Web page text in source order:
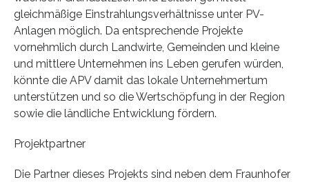
gleichmäßige Einstrahlungsverhältnisse unter PV-
Anlagen möglich. Da entsprechende Projekte
vornehmlich durch Landwirte, Gemeinden und kleine
und mittlere Unternehmen ins Leben gerufen würden,
könnte die APV damit das lokale Unternehmertum
unterstützen und so die Wertschöpfung in der Region
sowie die ländliche Entwicklung fördern.
Projektpartner
Die Partner dieses Projekts sind neben dem Fraunhofer